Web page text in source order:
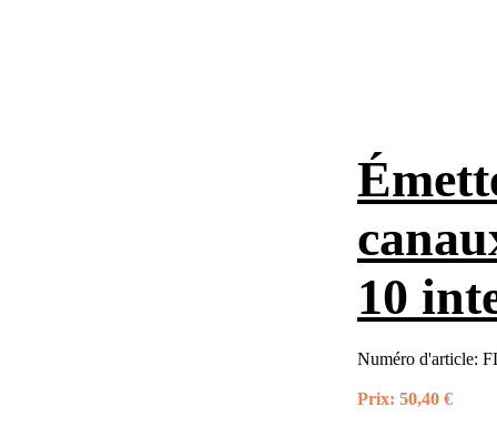
10
Numéro d'article:
Prix: 50,40 €